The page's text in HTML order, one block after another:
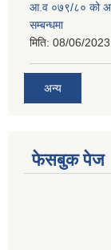
आ.व ०७९/८० को
सम्बन्धमा
मिति: 08/06/
अन्य
फेसबुक पेज